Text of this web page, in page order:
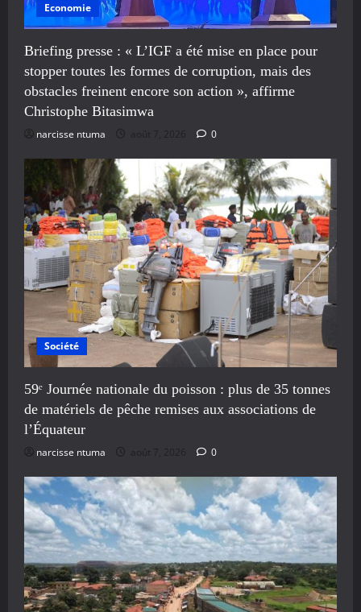
Economie
Briefing presse : « L’IGF a été mise en place pour
stopper toutes les formes de corruption, mais des
obstacles freinent encore son action », affirme
Christophe Bitasimwa
narcisse ntuma août 7, 2026 0
Société
59ᵉ Journée nationale du poisson : plus de 35 tonnes
de matériels de pêche remises aux associations de
l’Équateur
narcisse ntuma août 7, 2026 0